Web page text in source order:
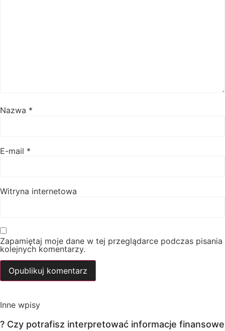
Nazwa *
E-mail *
Witryna internetowa
Zapamiętaj moje dane w tej przeglądarce podczas pisania
kolejnych komentarzy.
Inne wpisy
? Czy potrafisz interpretować informacje finansowe